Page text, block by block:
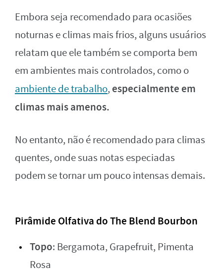
Embora seja recomendado para ocasiões
noturnas e climas mais frios, alguns usuários
relatam que ele também se comporta bem
em ambientes mais controlados, como o
ambiente de trabalho, especialmente em
climas mais amenos.
No entanto, não é recomendado para climas
quentes, onde suas notas especiadas
podem se tornar um pouco intensas demais.
Pirâmide Olfativa do The Blend Bourbon
Topo: Bergamota, Grapefruit, Pimenta
Rosa